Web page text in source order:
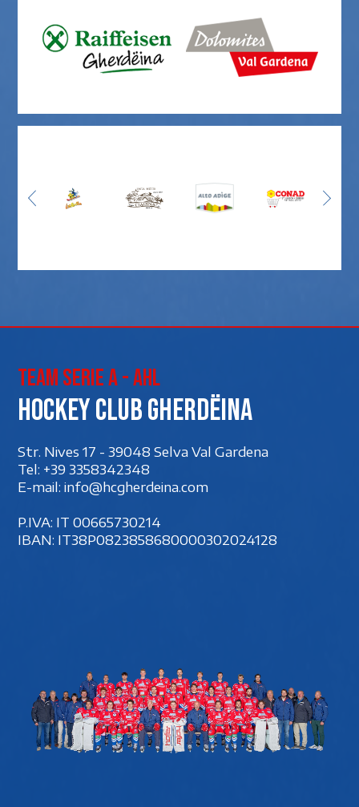
Team Serie A - AHL
Hockey club Gherdëina
Str. Nives 17 - 39048 Selva Val Gardena
Tel: +39 3358342348
E-mail: info@hcgherdeina.com
P.IVA: IT 00‍665730214
IBAN: IT38P0823858680000302024128